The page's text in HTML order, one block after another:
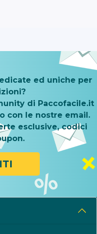
ed uniche per
di Paccofacile.it
con le nostre email.
esclusive, codici